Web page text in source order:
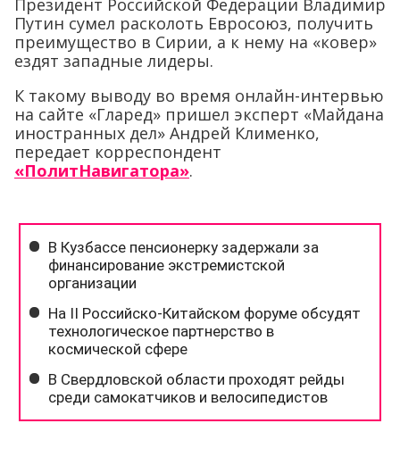
Президент Российской Федерации Владимир
Путин сумел расколоть Евросоюз, получить
преимущество в Сирии, а к нему на «ковер»
ездят западные лидеры.
К такому выводу во время онлайн-интервью
на сайте «Гларед» пришел эксперт «Майдана
иностранных дел» Андрей Клименко,
передает корреспондент
«ПолитНавигатора».